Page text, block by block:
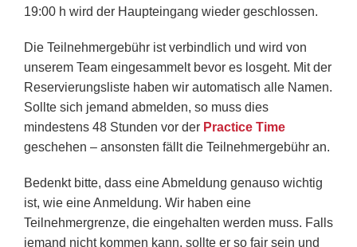
19:00 h wird der Haupteingang wieder geschlossen.
Die Teilnehmergebühr ist verbindlich und wird von
unserem Team eingesammelt bevor es losgeht. Mit der
Reservierungsliste haben wir automatisch alle Namen.
Sollte sich jemand abmelden, so muss dies
mindestens 48 Stunden vor der Practice Time
geschehen – ansonsten fällt die Teilnehmergebühr an.
Bedenkt bitte, dass eine Abmeldung genauso wichtig
ist, wie eine Anmeldung. Wir haben eine
Teilnehmergrenze, die eingehalten werden muss. Falls
jemand nicht kommen kann, sollte er so fair sein und